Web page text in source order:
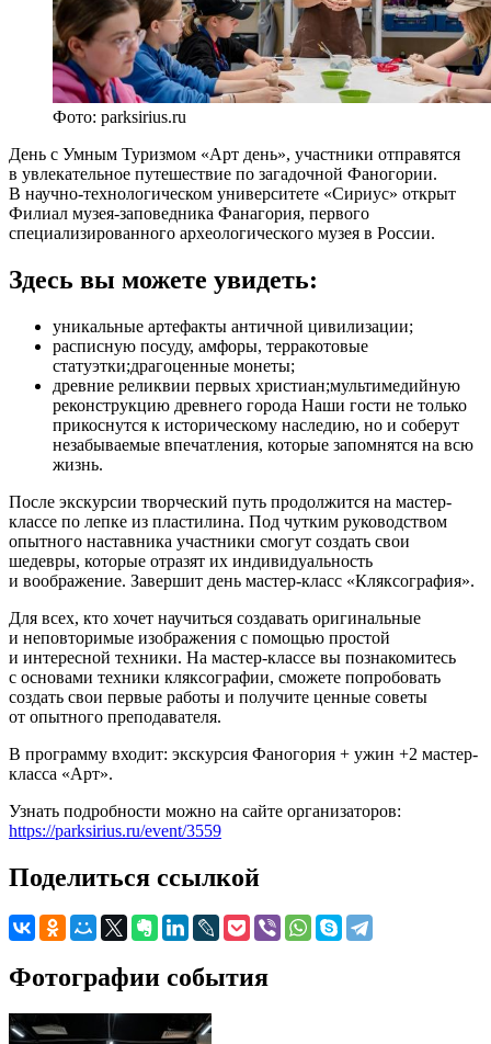
Фото: parksirius.ru
День с Умным Туризмом «Арт день», участники отправятся
в увлекательное путешествие по загадочной Фаногории.
В научно-технологическом университете «Сириус» открыт
Филиал музея-заповедника Фанагория, первого
специализированного археологического музея в России.
Здесь вы можете увидеть:
уникальные артефакты античной цивилизации;
расписную посуду, амфоры, терракотовые
статуэтки;драгоценные монеты;
древние реликвии первых христиан;мультимедийную
реконструкцию древнего города Наши гости не только
прикоснутся к историческому наследию, но и соберут
незабываемые впечатления, которые запомнятся на всю
жизнь.
После экскурсии творческий путь продолжится на мастер-
классе по лепке из пластилина. Под чутким руководством
опытного наставника участники смогут создать свои
шедевры, которые отразят их индивидуальность
и воображение. Завершит день мастер-класс «Кляксография».
Для всех, кто хочет научиться создавать оригинальные
и неповторимые изображения с помощью простой
и интересной техники. На мастер-классе вы познакомитесь
с основами техники кляксографии, сможете попробовать
создать свои первые работы и получите ценные советы
от опытного преподавателя.
В программу входит: экскурсия Фаногория + ужин +2 мастер-
класса «Арт».
Узнать подробности можно на сайте организаторов:
https://parksirius.ru/event/3559
Поделиться ссылкой
Фотографии события